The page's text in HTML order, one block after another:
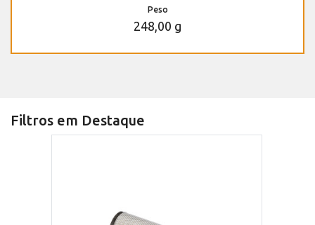
Peso
248,00 g
Filtros em Destaque